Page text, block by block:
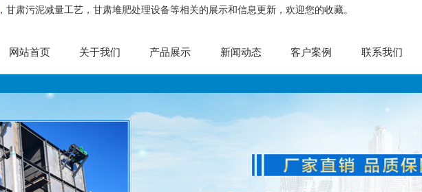
，甘肃污泥减量工艺，甘肃堆肥处理设备等相关的展示和信息更新，欢迎您的收藏。
网站首页 关于我们 产品展示 新闻动态 客户案例 联系我们